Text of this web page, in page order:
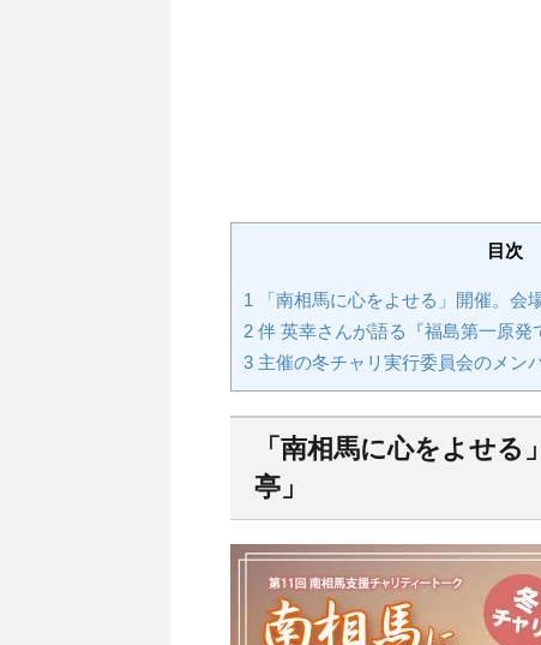
目次
1
「南相馬に心をよせる」開催。会
2 伴 英幸さんが語る『福島第一原
3 主催の冬チャリ実行委員会のメン
「南相馬に心をよせ
亭」